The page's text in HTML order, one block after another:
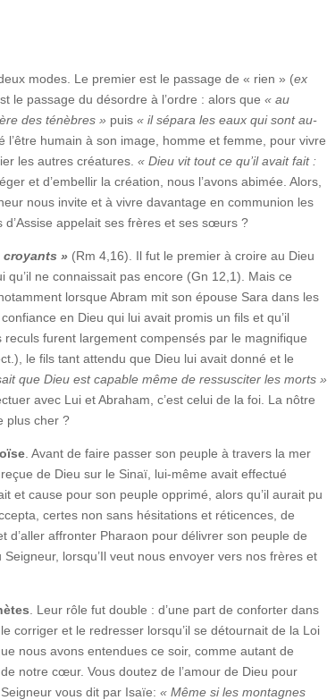
modes. Le premier est le passage de « rien » (ex
le passage du désordre à l’ordre : alors que« au
des ténèbres » puis« il sépara les eaux qui sont au-
l’être humain à son image, homme et femme, pour vivre
les autres créatures.« Dieu vit tout ce qu’il avait fait :
et d’embellir la création, nous l’avons abimée. Alors,
nous invite et à vivre davantage en communion les
appelait ses frères et ses sœurs ?
croyants » (Rm 4,16). Il fut le premier à croire au Dieu
qu’il ne connaissait pas encore (Gn 12,1). Mais ce
lorsque Abram mit son épouse Sara dans les
en Dieu qui lui avait promis un fils et qu’il
furent largement compensés par le magnifique
le fils tant attendu que Dieu lui avait donné et le
que Dieu est capable même de ressusciter les morts »
avec Lui et Abraham, c’est celui de la foi. La nôtre
plus cher ?
. Avant de faire passer son peuple à travers la mer
de Dieu sur le Sinaï, lui-même avait effectué
et cause pour son peuple opprimé, alors qu’il aurait pu
certes non sans hésitations et réticences, de
affronter Pharaon pour délivrer son peuple de
lorsqu’Il veut nous envoyer vers nos frères et
. Leur rôle fut double : d’une part de conforter dans
corriger et le redresser lorsqu’il se détournait de la Loi
nous avons entendues ce soir, comme autant de
notre cœur. Vous doutez de l’amour de Dieu pour
vous dit par Isaïe:« Même si les montagnes